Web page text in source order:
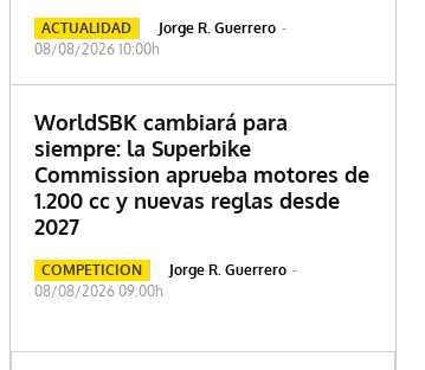
ACTUALIDAD Jorge R. Guerrero -
08/08/2026 10:00h
WorldSBK cambiará para
siempre: la Superbike
Commission aprueba motores de
1.200 cc y nuevas reglas desde
2027
COMPETICION Jorge R. Guerrero -
08/08/2026 09:00h